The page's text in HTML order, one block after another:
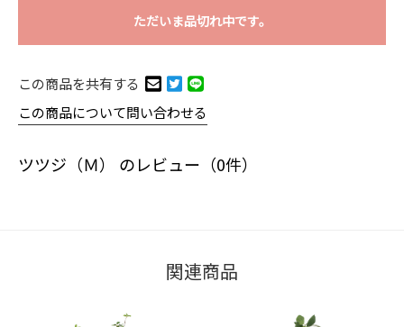
ただいま品切れ中です。
この商品を共有する
この商品について問い合わせる
ツツジ（Ｍ） のレビュー（0件）
関連商品